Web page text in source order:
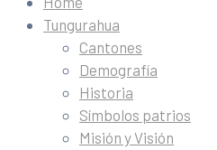
Tungurahua
Cantones
Demografía
Historia
Símbolos patrios
Misión y Visión